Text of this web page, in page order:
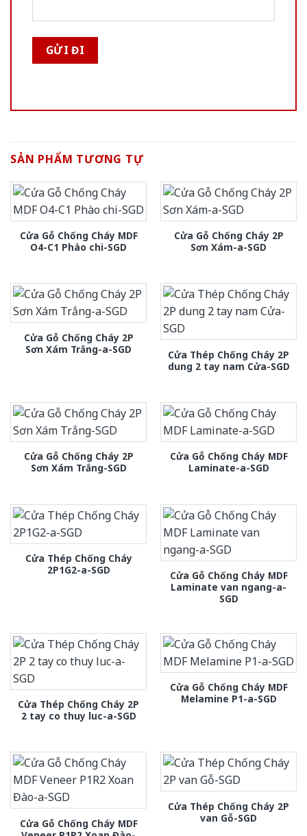
SẢN PHẨM TƯƠNG TỰ
Cửa Gỗ Chống Cháy MDF
O4-C1 Phào chi-SGD
Cửa Gỗ Chống Cháy 2P
Sơn Xám-a-SGD
Cửa Gỗ Chống Cháy 2P
Sơn Xám Trắng-a-SGD
Cửa Thép Chống Cháy 2P
dung 2 tay nam Cửa-SGD
Cửa Gỗ Chống Cháy 2P
Sơn Xám Trắng-SGD
Cửa Gỗ Chống Cháy MDF
Laminate-a-SGD
Cửa Thép Chống Cháy
2P1G2-a-SGD
Cửa Gỗ Chống Cháy MDF
Laminate van ngang-a-
SGD
Cửa Thép Chống Cháy 2P
2 tay co thuy luc-a-SGD
Cửa Gỗ Chống Cháy MDF
Melamine P1-a-SGD
Cửa Gỗ Chống Cháy MDF
Cửa Thép Chống Cháy 2P
van Gỗ-SGD